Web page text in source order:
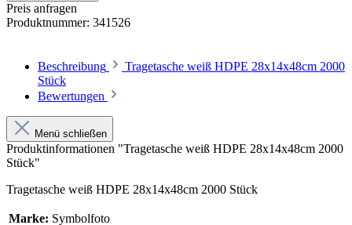
Preis anfragen
Produktnummer: 341526
Beschreibung
Tragetasche weiß HDPE 28x14x48cm 2000
Stück
Bewertungen
Menü schließen
Produktinformationen "Tragetasche weiß HDPE 28x14x48cm 2000
Stück"
Tragetasche weiß HDPE 28x14x48cm 2000 Stück
Marke: Symbolfoto